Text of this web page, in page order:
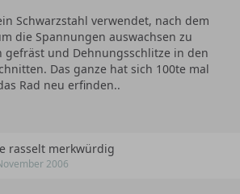
Schwarzstahl verwendet, nach dem
die Spannungen auswachsen zu
gefräst und Dehnungsschlitze in den
Das ganze hat sich 100te mal
Rad neu erfinden..
rasselt merkwürdig
2006